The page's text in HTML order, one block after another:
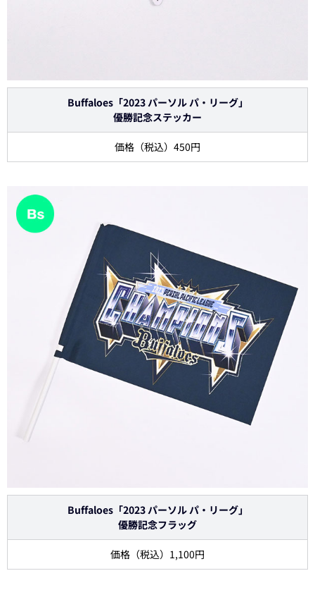
Buffaloes「2023 パーソル パ・リーグ」
優勝記念ステッカー
価格（税込）450円
Buffaloes「2023 パーソル パ・リーグ」
優勝記念フラッグ
価格（税込）1,100円